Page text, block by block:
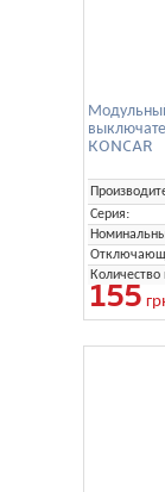
KONCAR
Серия:
155